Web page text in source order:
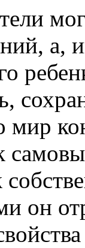
а,
мир
он